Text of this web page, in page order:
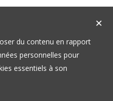
✕
du contenu en rapport
personnelles pour
essentiels à son